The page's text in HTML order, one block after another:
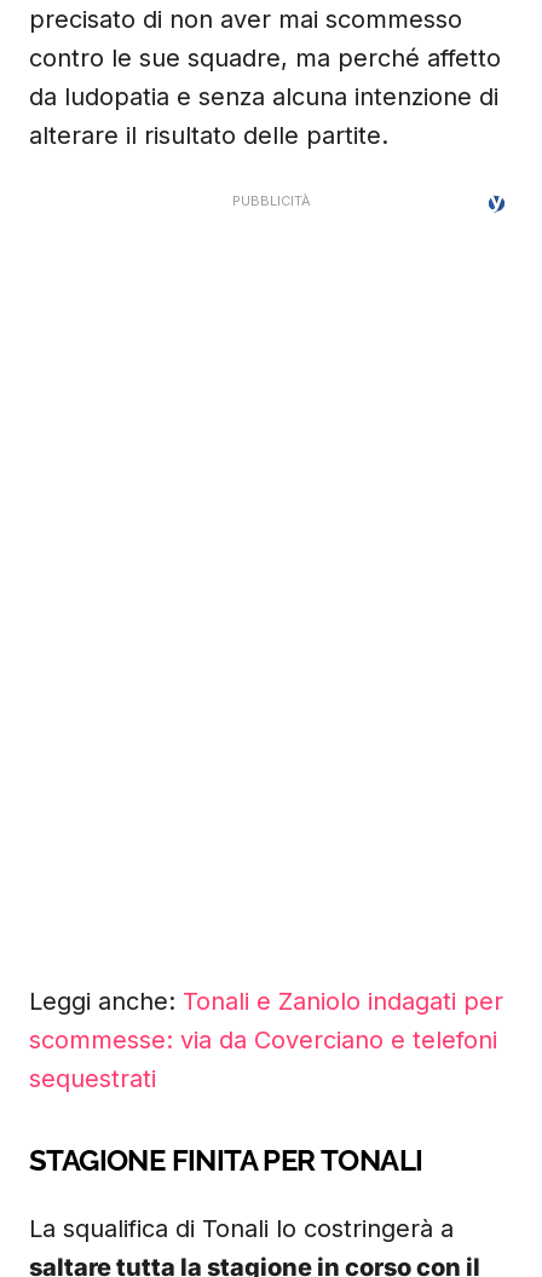
precisato di non aver mai scommesso
contro le sue squadre, ma perché affetto
da ludopatia e senza alcuna intenzione di
alterare il risultato delle partite.
Leggi anche: Tonali e Zaniolo indagati per
scommesse: via da Coverciano e telefoni
sequestrati
STAGIONE FINITA PER TONALI
La squalifica di Tonali lo costringerà a
saltare tutta la stagione in corso con il